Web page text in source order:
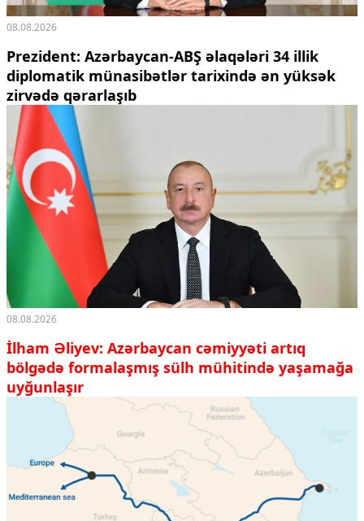
08.08.2026
Prezident: Azərbaycan-ABŞ əlaqələri 34 illik
diplomatik münasibətlər tarixində ən yüksək
zirvədə qərarlaşıb
08.08.2026
İlham Əliyev: Azərbaycan cəmiyyəti artıq
bölgədə formalaşmış sülh mühitində yaşamağa
uyğunlaşır